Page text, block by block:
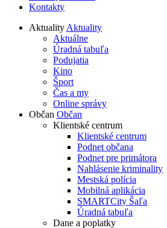
Kontakty
Aktuality Aktuality
Aktuálne
Úradná tabuľa
Podujatia
Kino
Šport
Čas a my
Online správy
Občan Občan
Klientské centrum
Klientské centrum
Podnet občana
Podnet pre primátora
Nahlásenie kriminality
Mestská polícia
Mobilná aplikácia
SMARTCity Šaľa
Úradná tabuľa
Dane a poplatky